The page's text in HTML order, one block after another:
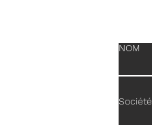
NOM
Société